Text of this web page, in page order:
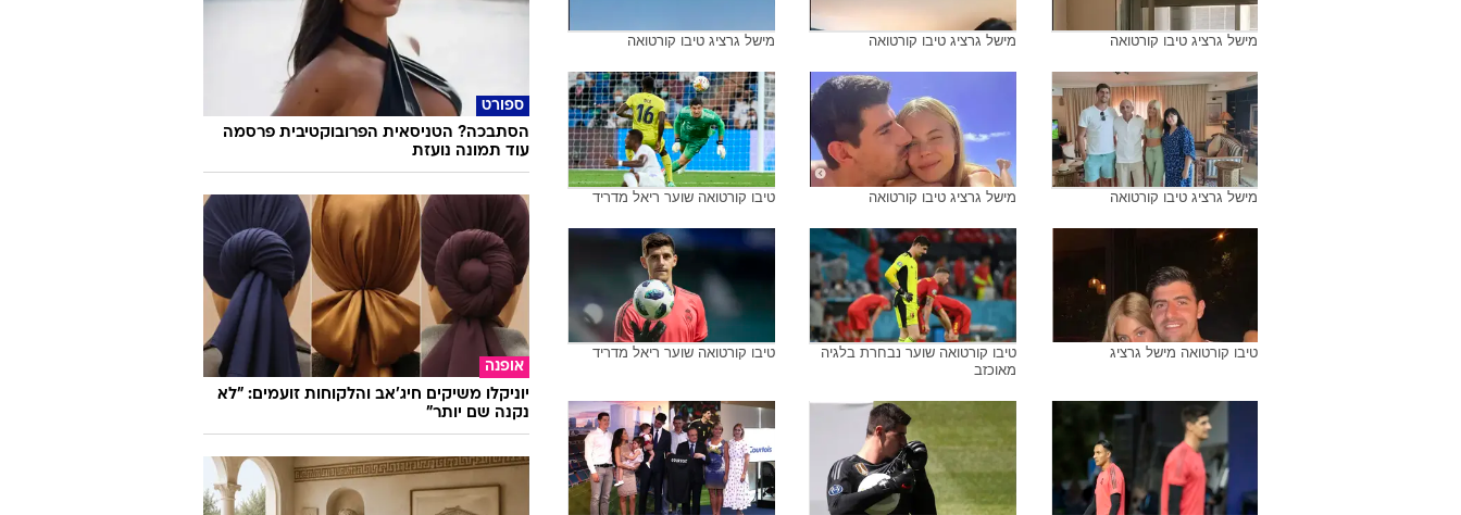
מישל גרציג טיבו קורטואה מישל גרציג טיבו קורטואה מישל גרציג טיבו קורטואה
מישל גרציג טיבו קורטואה מישל גרציג טיבו קורטואה טיבו קורטואה שוער ריאל מדריד
טיבו קורטואה מישל גרציג
טיבו קורטואה שוער נבחרת בלגיה
מאוכזב
טיבו קורטואה שוער ריאל מדריד
ספורט
הסתבכה? הטניסאית הפרובוקטיבית פרסמה
עוד תמונה נועזת
אופנה
יוניקלו משיקים חיג'אב והלקוחות זועמים: "לא
נקנה שם יותר"